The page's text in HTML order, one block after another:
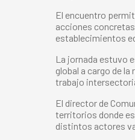
El encuentro
acciones
establecimientos
La jornada estuvo
global a cargo de
trabajo
El director de
territorios donde
distintos actores